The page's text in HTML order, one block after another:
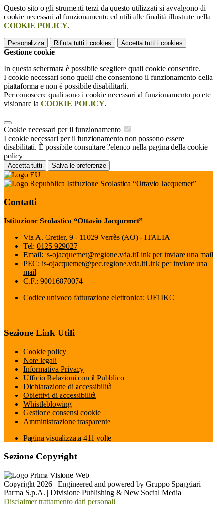
Questo sito o gli strumenti terzi da questo utilizzati si avvalgono di
cookie necessari al funzionamento ed utili alle finalità illustrate nella
COOKIE POLICY.
Personalizza Rifiuta tutti i cookies Accetta tutti i cookies
Gestione cookie
In questa schermata è possibile scegliere quali cookie consentire.
I cookie necessari sono quelli che consentono il funzionamento della
piattaforma e non è possibile disabilitarli.
Per conoscere quali sono i cookie necessari al funzionamento potete
visionare la COOKIE POLICY.
Cookie necessari per il funzionamento
I cookie necessari per il funzionamento non possono essere
disabilitati. È possibile consultare l'elenco nella pagina della cookie
policy.
Accetta tutti Salva le preferenze
Istituzione Scolastica “Ottavio Jacquemet”
Contatti
Istituzione Scolastica “Ottavio Jacquemet”
Via A. Cretier, 9 - 11029 Verrès (AO) - ITALIA
Tel: 0125 929027
Email: is-ojacquemet@regione.vda.itLink per inviare una mail
PEC: is-ojacquemet@pec.regione.vda.itLink per inviare una
mail
C.F.: 90016870074
Codice univoco fatturazione elettronica: UF1IKC
Sezione Link Utili
Cookie policy
Note legali
Informativa Privacy
Ufficio Relazioni con il Pubblico
Dichiarazione di accessibilità
Obiettivi di accessibilità
Whistleblowing
Gestione consensi cookie
Amministrazione trasparente
Pagina visualizzata 411 volte
Sezione Copyright
Copyright 2026 | Engineered and powered by Gruppo Spaggiari
Parma S.p.A. | Divisione Publishing & New Social Media
Disclaimer trattamento dati personali